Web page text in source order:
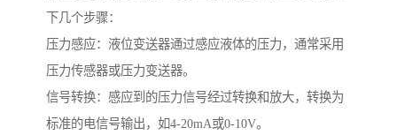
下几个步骤：
压力感应：液位变送器通过感应液体的压力，通常采用
压力传感器或压力变送器。
信号转换：感应到的压力信号经过转换和放大，转换为
标准的电信号输出，如4-20mA或0-10V。